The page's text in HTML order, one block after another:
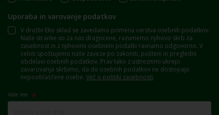
Uporaba in varovanje podatkov
V družbi Eko sklad se zavedamo pomena varstva osebnih podatkov.
Naše stranke so za nas dragocene, razumemo njihovo skrb za
zasebnost in z njihovimi osebnimi podatki ravnamo odgovorno. V
celoti spoštujemo naše zaveze po zakoniti, pošteni in pregledni
obdelavi osebnih podatkov. Prav tako z ustreznimi ukrepi
zavarovanja skrbimo, da do osebnih podatkov ne dostopajo
nepooblaščene osebe. Več o politiki zasebnosti.
Vaše ime